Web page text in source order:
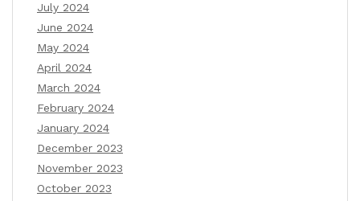
July 2024
June 2024
May 2024
April 2024
March 2024
February 2024
January 2024
December 2023
November 2023
October 2023